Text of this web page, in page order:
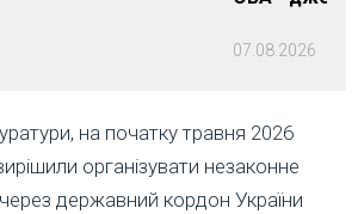
07.08.2026
на початку травня 2026
організувати незаконне
державний кордон України